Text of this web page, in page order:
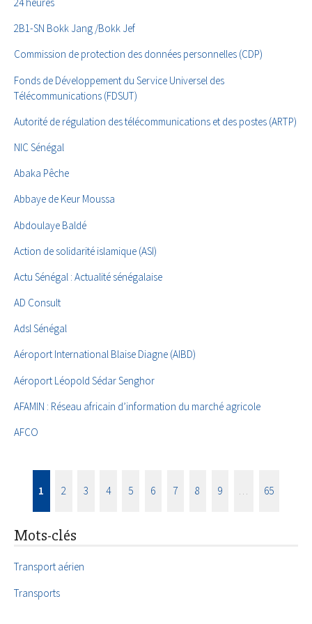
2B1-SN Bokk Jang /Bokk Jef
Commission de protection des données personnelles (CDP)
Fonds de Développement du Service Universel des
Télécommunications (FDSUT)
Autorité de régulation des télécommunications et des postes (ARTP)
NIC Sénégal
Abaka Pêche
Abbaye de Keur Moussa
Abdoulaye Baldé
Action de solidarité islamique (ASI)
Actu Sénégal : Actualité sénégalaise
AD Consult
Adsl Sénégal
Aéroport International Blaise Diagne (AIBD)
Aéroport Léopold Sédar Senghor
AFAMIN : Réseau africain d’information du marché agricole
AFCO
1 2 3 4 5 6 7 8 9 … 65
Mots-clés
Transport aérien
Transports